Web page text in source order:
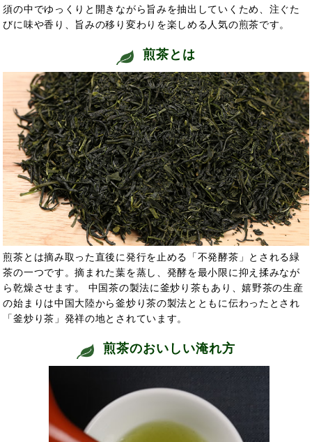
須の中でゆっくりと開きながら旨みを抽出していくため、注ぐた
びに味や香り、旨みの移り変わりを楽しめる人気の煎茶です。
煎茶とは
煎茶とは摘み取った直後に発行を止める「不発酵茶」とされる緑
茶の一つです。摘まれた葉を蒸し、発酵を最小限に抑え揉みなが
ら乾燥させます。 中国茶の製法に釜炒り茶もあり、嬉野茶の生産
の始まりは中国大陸から釜炒り茶の製法とともに伝わったとされ
「釜炒り茶」発祥の地とされています。
煎茶のおいしい淹れ方